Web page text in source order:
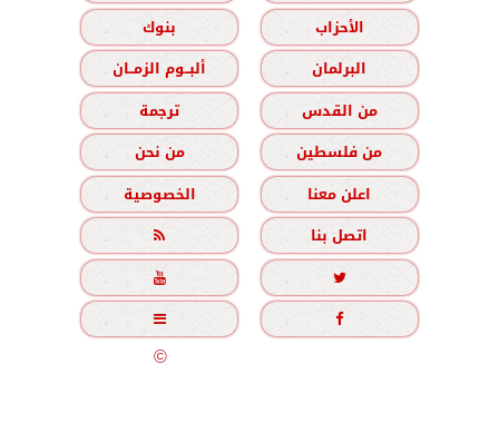
الأحزاب
بنوك
البرلمان
ألبــوم الزمــان
من القدس
ترجمة
من فلسطين
من نحن
اعلن معنا
الخصوصية
اتصل بنا





جميع الحقوق محفوظة©